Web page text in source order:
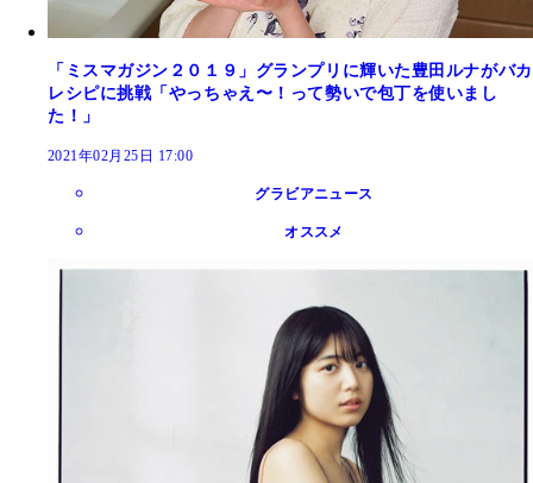
「ミスマガジン２０１９」グランプリに輝いた豊田ルナがバカ
レシピに挑戦「やっちゃえ〜！って勢いで包丁を使いまし
た！」
2021年02月25日 17:00
グラビアニュース
オススメ